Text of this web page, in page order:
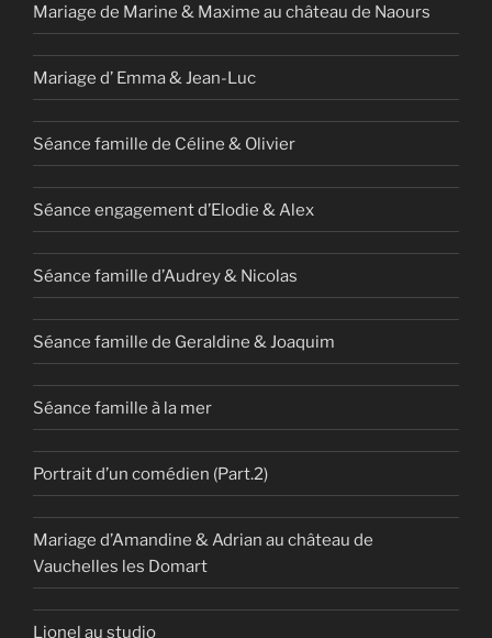
Mariage de Marine & Maxime au château de Naours
Mariage d’ Emma & Jean-Luc
Séance famille de Céline & Olivier
Séance engagement d’Elodie & Alex
Séance famille d’Audrey & Nicolas
Séance famille de Geraldine & Joaquim
Séance famille à la mer
Portrait d’un comédien (Part.2)
Mariage d’Amandine & Adrian au château de
Vauchelles les Domart
Lionel au studio